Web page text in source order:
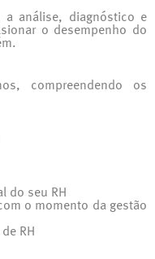
análise, diagnóstico e
o desempenho do
compreendendo os
do seu RH
o momento da gestão
RH